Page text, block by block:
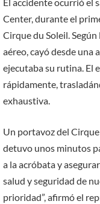
Center, durante el
Cirque du Soleil.
aéreo, cayó desde una
ejecutaba su rutina. El
rápidamente,
exhaustiva.
Un portavoz del
detuvo unos minutos
a la acróbata y
salud y seguridad de
prioridad”, afirmó el